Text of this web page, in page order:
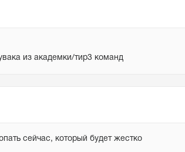
из академки/тир3 команд
сейчас, который будет жестко